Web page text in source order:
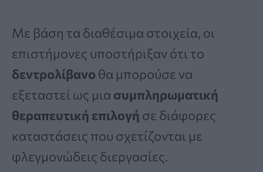
Με βάση τα διαθέσιμα στοιχεία, οι
επιστήμονες υποστήριξαν ότι το
δεντρολίβανο θα μπορούσε να
εξεταστεί ως μια συμπληρωματική
θεραπευτική επιλογή σε διάφορες
καταστάσεις που σχετίζονται με
φλεγμονώδεις διεργασίες.